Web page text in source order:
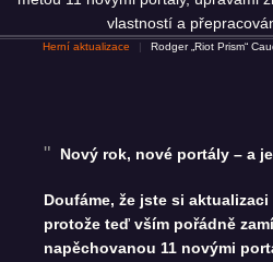
vlastností a
Herní aktualizace Rodger „Riot Prism“
Nový rok, nové portály – a
Doufáme, že jste si
protože teď vším pořádně
napěchovanou 11 novými